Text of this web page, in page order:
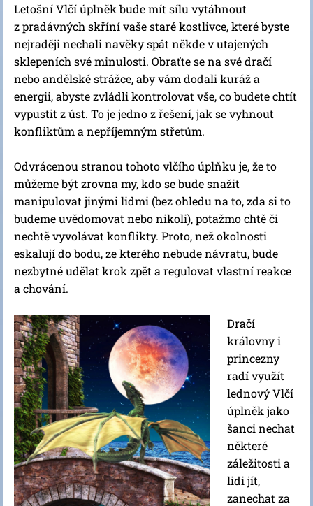
Letošní Vlčí úplněk bude mít sílu vytáhnout
z pradávných skříní vaše staré kostlivce, které byste
nejraději nechali navěky spát někde v utajených
sklepeních své minulosti. Obraťte se na své dračí
nebo andělské strážce, aby vám dodali kuráž a
energii, abyste zvládli kontrolovat vše, co budete chtít
vypustit z úst. To je jedno z řešení, jak se vyhnout
konfliktům a nepříjemným střetům.
Odvrácenou stranou tohoto vlčího úplňku je, že to
můžeme být zrovna my, kdo se bude snažit
manipulovat jinými lidmi (bez ohledu na to, zda si to
budeme uvědomovat nebo nikoli), potažmo chtě či
nechtě vyvolávat konflikty. Proto, než okolnosti
eskalují do bodu, ze kterého nebude návratu, bude
nezbytné udělat krok zpět a regulovat vlastní reakce
a chování.
Dračí
královny i
princezny
radí využít
lednový Vlčí
úplněk jako
šanci nechat
některé
záležitosti a
lidi jít,
zanechat za